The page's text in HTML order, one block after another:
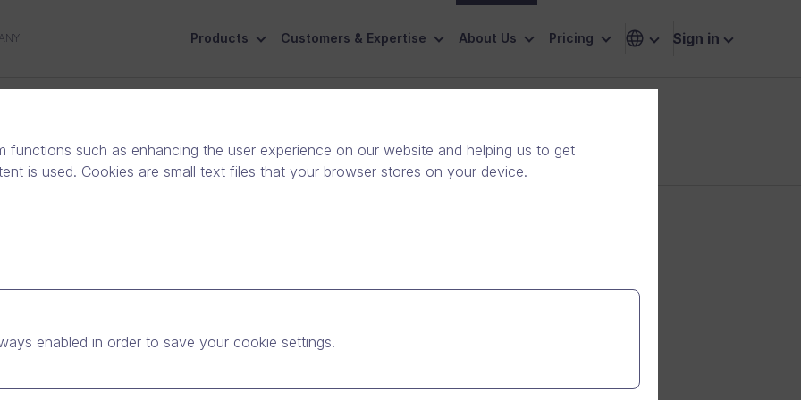
Products Customers & Expertise About Us Pricing Sign in
Oy ottaa Dream
käyttöönsä
functions such as enhancing the user experience on our website and helping us to get
is used. Cookies are small text files that your browser stores on your device.
enabled in order to save your cookie settings.